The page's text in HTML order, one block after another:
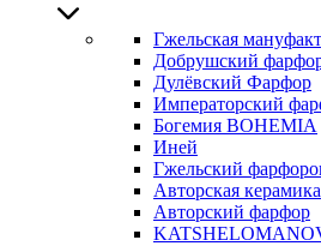
Гжельская
Добрушский
Дулёвский Фарфор
Императорский
Богемия BOHEMIA
Иней
Гжельский
Авторская керамика
Авторский фарфор